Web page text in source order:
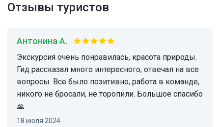
Отзывы туристов
Антонина А.
Экскурсия очень понравилась, красота природы.
Гид рассказал много интересного, отвечал на все
вопросы. Все было позитивно, работа в команде,
никого не бросали, не торопили. Большое спасибо
🙏
18 июля 2024